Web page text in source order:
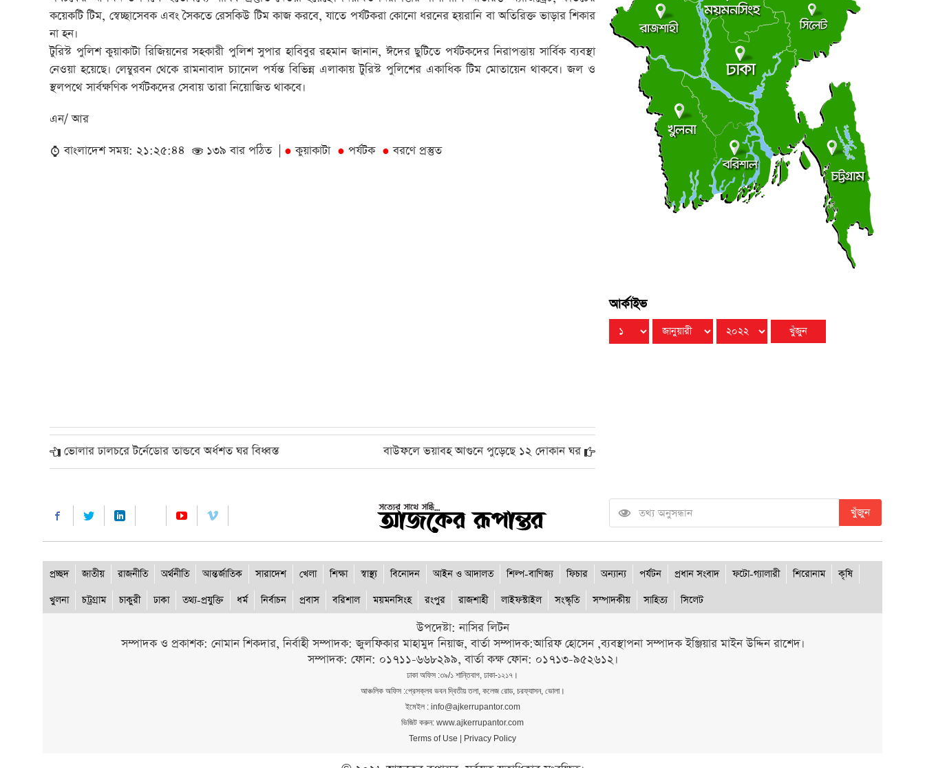
কয়েকটি টিম, স্বেচ্ছাসেবক এবং সৈকতে রেসকিউ টিম কাজ করবে, যাতে পর্যটকরা কোনো ধরনের হয়রানি বা অতিরিক্ত ভাড়ার শিকার
না হন।
টুরিস্ট পুলিশ কুয়াকাটা রিজিয়নের সহকারী পুলিশ সুপার হাবিবুর রহমান জানান, ঈদের ছুটিতে পর্যটকদের নিরাপত্তায় সার্বিক ব্যবস্থা
নেওয়া হয়েছে। লেম্বুরবন থেকে রামনাবাদ চ্যানেল পর্যন্ত বিভিন্ন এলাকায় টুরিস্ট পুলিশের একাধিক টিম মোতায়েন থাকবে। জল ও
স্থলপথে সার্বক্ষণিক পর্যটকদের সেবায় তারা নিয়োজিত থাকবে।
এন/ আর
বাংলাদেশ সময়: ২১:২৫:৪৪
১৩৯ বার পঠিত | ● কুয়াকাটা ● পর্যটক ● বরণে প্রস্তুত
ভোলার ঢালচরে টর্নেডোর তান্ডবে অর্ধশত ঘর বিধ্বস্ত বাউফলে ভয়াবহ আগুনে পুড়েছে ১২ দোকান ঘর
●ট্রাম্পের ৪০ কোটি ডলারের ‘বলরুম প্রকল্প’ আটকে দিলেন
আদালত
রবিবার ● ৯ আগস্ট ২০২৬
সন্ত্রাস বিরোধী আইনের মামলায় আ. লীগ-ছাত্রলীগের ৬ জন
রবিবার ● ৯ আগস্ট ২০২৬
মালয়েশিয়ার উপ-অর্থমন্ত্রীর সঙ্গে বাংলাদেশ হাইকমিশনারের
রবিবার ● ৯ আগস্ট ২০২৬
আর্কাইভ
খুঁজুন
প্রচ্ছদ জাতীয় রাজনীতি অর্থনীতি আন্তর্জাতিক সারাদেশ খেলা শিক্ষা স্বাস্থ্য বিনোদন আইন ও আদালত শিল্প-বাণিজ্য ফিচার অন্যান্য পর্যটন প্রধান সংবাদ ফটো-গ্যালারী শিরোনাম
কৃষি
খুলনা
চট্রগ্রাম চাকুরী ঢাকা তথ্য-প্রযুক্তি ধর্ম নির্বাচন প্রবাস বরিশাল ময়মনসিংহ রংপুর রাজশাহী লাইফস্টাইল সংস্কৃতি সম্পাদকীয় সাহিত্য সিলেট
উপদেষ্টা: নাসির লিটন
সম্পাদক ও প্রকাশক: নোমান শিকদার, নির্বাহী সম্পাদক: জুলফিকার মাহামুদ নিয়াজ, বার্তা সম্পাদক:আরিফ হোসেন ,ব্যবস্থাপনা সম্পাদক ইঞ্জিয়ার মাইন উদ্দিন রাশেদ।
সম্পাদক: ফোন: ০১৭১১-৬৬৮২৯৯, বার্তা কক্ষ ফোন: ০১৭১৩-৯৫২৬১২।
ঢাকা অফিস :৩৯/১ শান্তিবাগ, ঢাকা-১২১৭।
আঞ্চলিক অফিস :প্রেসক্লব ভবন দ্বিতীয় তলা, কলেজ রোড, চরফ্যাসন, ভোলা।
ইমেইল : info@ajkerrupantor.com
ভিজিট করুন: www.ajkerrupantor.com
Terms of Use
Privacy Policy